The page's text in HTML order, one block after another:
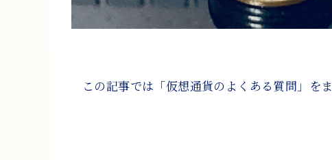
この記事では「仮想通貨のよくある質問」を